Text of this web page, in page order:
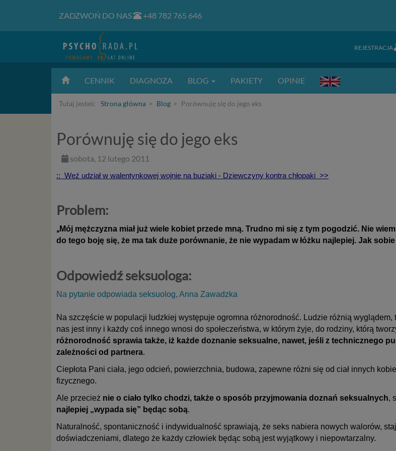
ZADZWOŃ DO NAS +48 782 765 646
REJESTRACJA
CENNIK DIAGNOZA BLOG PAKIETY OPINIE
Tutaj jesteś: Strona główna Blog Porównuję się do jego eks
Porównuję się do jego eks
sobota, 12 lutego 2011
:: Weź udział w walentynkowej wojnie na buziaki - Dziewczyny kontra chłopaki >>
Problem:
„Mój mężczyzna miał już wiele kobiet przede mną. Trudno mi się z tym pogodzić. Nie
do tego boję się, że ma tak duże porównanie, że nie wypadam w łóżku najlepiej. Jak
Odpowiedź seksuologa:
Na pytanie odpowiada seksuolog, Anna Zawadzka
Na szczęście w populacji ludzkiej występuje ogromna różnorodność. Ludzie różnią
nas jest inny i każdy coś innego wnosi do społeczeństwa, w którym żyje, do rodziny, którą
różnorodność sprawia także, iż każde doznanie seksualne, nawet, jeśli z technicznego
zależności od partnera.
Ciepłota Pani ciała, jego odcień, powierzchnia, budowa, zapewne różni się od ciał innych
fizycznego.
Ale przecież nie o ciało tylko chodzi, także o sposób przyjmowania doznań seksualnych,
najlepiej „wypada się” będąc sobą.
Naturalność, spontaniczność i indywidualność sprawiają, że seks nabiera nowych walorów,
doświadczeniami, dlatego że każdy człowiek będąc sobą jest wyjątkowy i niepowtarzalny.